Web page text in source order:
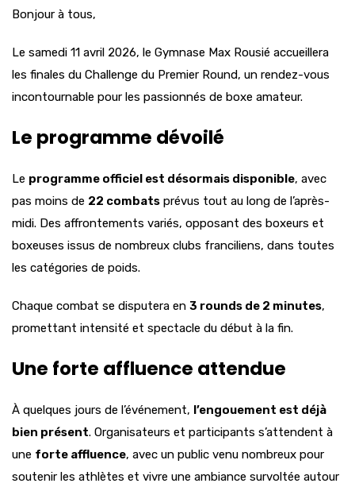
Bonjour à tous,
Le samedi 11 avril 2026, le Gymnase Max Rousié accueillera
les finales du Challenge du Premier Round, un rendez-vous
incontournable pour les passionnés de boxe amateur.
Le programme dévoilé
Le programme officiel est désormais disponible, avec
pas moins de 22 combats prévus tout au long de l’après-
midi. Des affrontements variés, opposant des boxeurs et
boxeuses issus de nombreux clubs franciliens, dans toutes
les catégories de poids.
Chaque combat se disputera en 3 rounds de 2 minutes,
promettant intensité et spectacle du début à la fin.
Une forte affluence attendue
À quelques jours de l’événement, l’engouement est déjà
bien présent. Organisateurs et participants s’attendent à
une forte affluence, avec un public venu nombreux pour
soutenir les athlètes et vivre une ambiance survoltée autour